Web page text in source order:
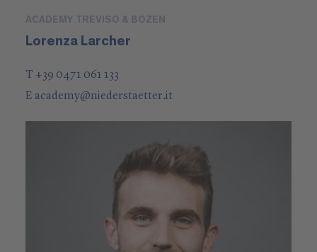
ACADEMY TREVISO & BOZEN
Lorenza Larcher
T +39 0471 061 133
E academy@niederstaetter.it